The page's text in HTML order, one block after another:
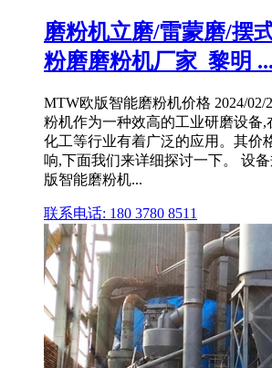
磨粉机立磨/雷蒙磨/摆
粉磨磨粉机厂家_黎明 ...
MTW欧版智能磨粉机价格 2024/02/
粉机作为一种效高的工业研磨设备,
化工等行业有着广泛的应用。其价
响,下面我们来详细探讨一下。 设
版智能磨粉机...
联系电话: 180 3780 8511